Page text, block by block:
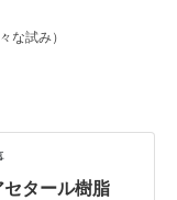
な試み）
セタール樹脂